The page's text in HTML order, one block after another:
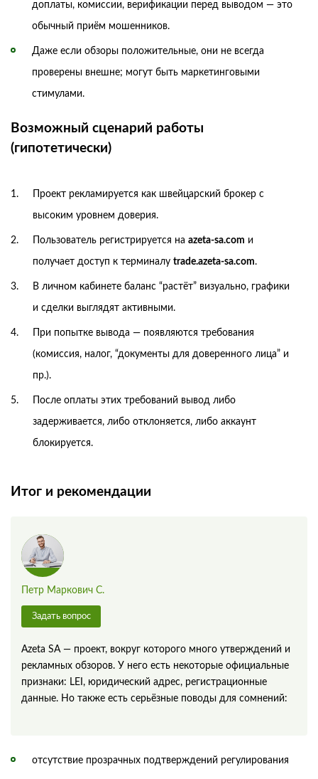
доплаты, комиссии, верификации перед выводом — это
обычный приём мошенников.
Даже если обзоры положительные, они не всегда
проверены внешне; могут быть маркетинговыми
стимулами.
Возможный сценарий работы
(гипотетически)
Проект рекламируется как швейцарский брокер с
высоким уровнем доверия.
Пользователь регистрируется на azeta-sa.com и
получает доступ к терминалу trade.azeta-sa.com.
В личном кабинете баланс “растёт” визуально, графики
и сделки выглядят активными.
При попытке вывода — появляются требования
(комиссия, налог, “документы для доверенного лица” и
пр.).
После оплаты этих требований вывод либо
задерживается, либо отклоняется, либо аккаунт
блокируется.
Итог и рекомендации
Петр Маркович С.
Задать вопрос
Azeta SA — проект, вокруг которого много утверждений и
рекламных обзоров. У него есть некоторые официальные
признаки: LEI, юридический адрес, регистрационные
данные. Но также есть серьёзные поводы для сомнений:
отсутствие прозрачных подтверждений регулирования